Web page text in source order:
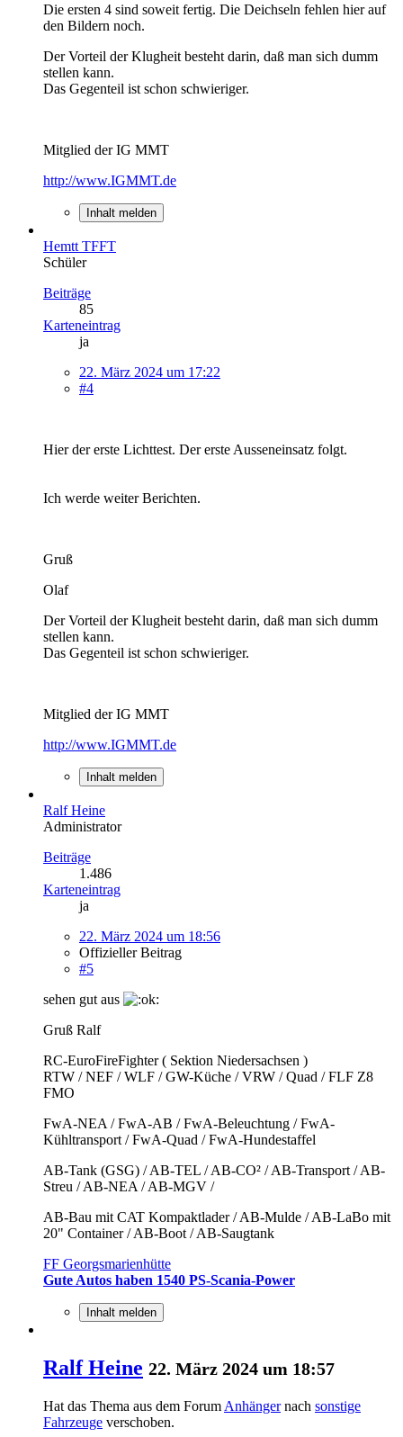
Die ersten 4 sind soweit fertig. Die Deichseln fehlen hier auf
den Bildern noch.
Der Vorteil der Klugheit besteht darin, daß man sich dumm
stellen kann.
Das Gegenteil ist schon schwieriger.
Mitglied der IG MMT
http://www.IGMMT.de
Inhalt melden
Hemtt TFFT
Schüler
Beiträge
85
Karteneintrag
ja
22. März 2024 um 17:22
#4
Hier der erste Lichttest. Der erste Ausseneinsatz folgt.
Ich werde weiter Berichten.
Gruß
Olaf
Der Vorteil der Klugheit besteht darin, daß man sich dumm
stellen kann.
Das Gegenteil ist schon schwieriger.
Mitglied der IG MMT
http://www.IGMMT.de
Inhalt melden
Ralf Heine
Administrator
Beiträge
1.486
Karteneintrag
ja
22. März 2024 um 18:56
Offizieller Beitrag
#5
sehen gut aus
Gruß Ralf
RC-EuroFireFighter ( Sektion Niedersachsen )
RTW / NEF / WLF / GW-Küche / VRW / Quad / FLF Z8
FMO
FwA-NEA / FwA-AB / FwA-Beleuchtung / FwA-
Kühltransport / FwA-Quad / FwA-Hundestaffel
AB-Tank (GSG) / AB-TEL / AB-CO² / AB-Transport / AB-
Streu / AB-NEA / AB-MGV /
AB-Bau mit CAT Kompaktlader / AB-Mulde / AB-LaBo mit
20" Container / AB-Boot / AB-Saugtank
FF Georgsmarienhütte
Gute Autos haben 1540 PS-Scania-Power
Inhalt melden
Ralf Heine 22. März 2024 um 18:57
Hat das Thema aus dem Forum Anhängernach sonstige
Fahrzeuge verschoben.